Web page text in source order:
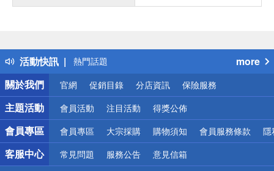
活動快訊
得獎公告
熱門話題
銀行優惠
偏遠地區配送
詐騙網頁！請小心！
more
關於我們
官網 促銷目錄 分店資訊 保險服務
主題活動 會員活動 注目活動 得獎公佈
會員專區 會員專區 大宗採購 購物須知 會員服務條款 隱
客服中心 常見問題 服務公告 意見信箱